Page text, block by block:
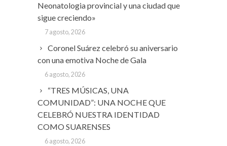
Neonatologia provincial y una ciudad que
sigue creciendo»
7 agosto, 2026
Coronel Suárez celebró su aniversario
con una emotiva Noche de Gala
6 agosto, 2026
“TRES MÚSICAS, UNA
COMUNIDAD”: UNA NOCHE QUE
CELEBRÓ NUESTRA IDENTIDAD
COMO SUARENSES
6 agosto, 2026